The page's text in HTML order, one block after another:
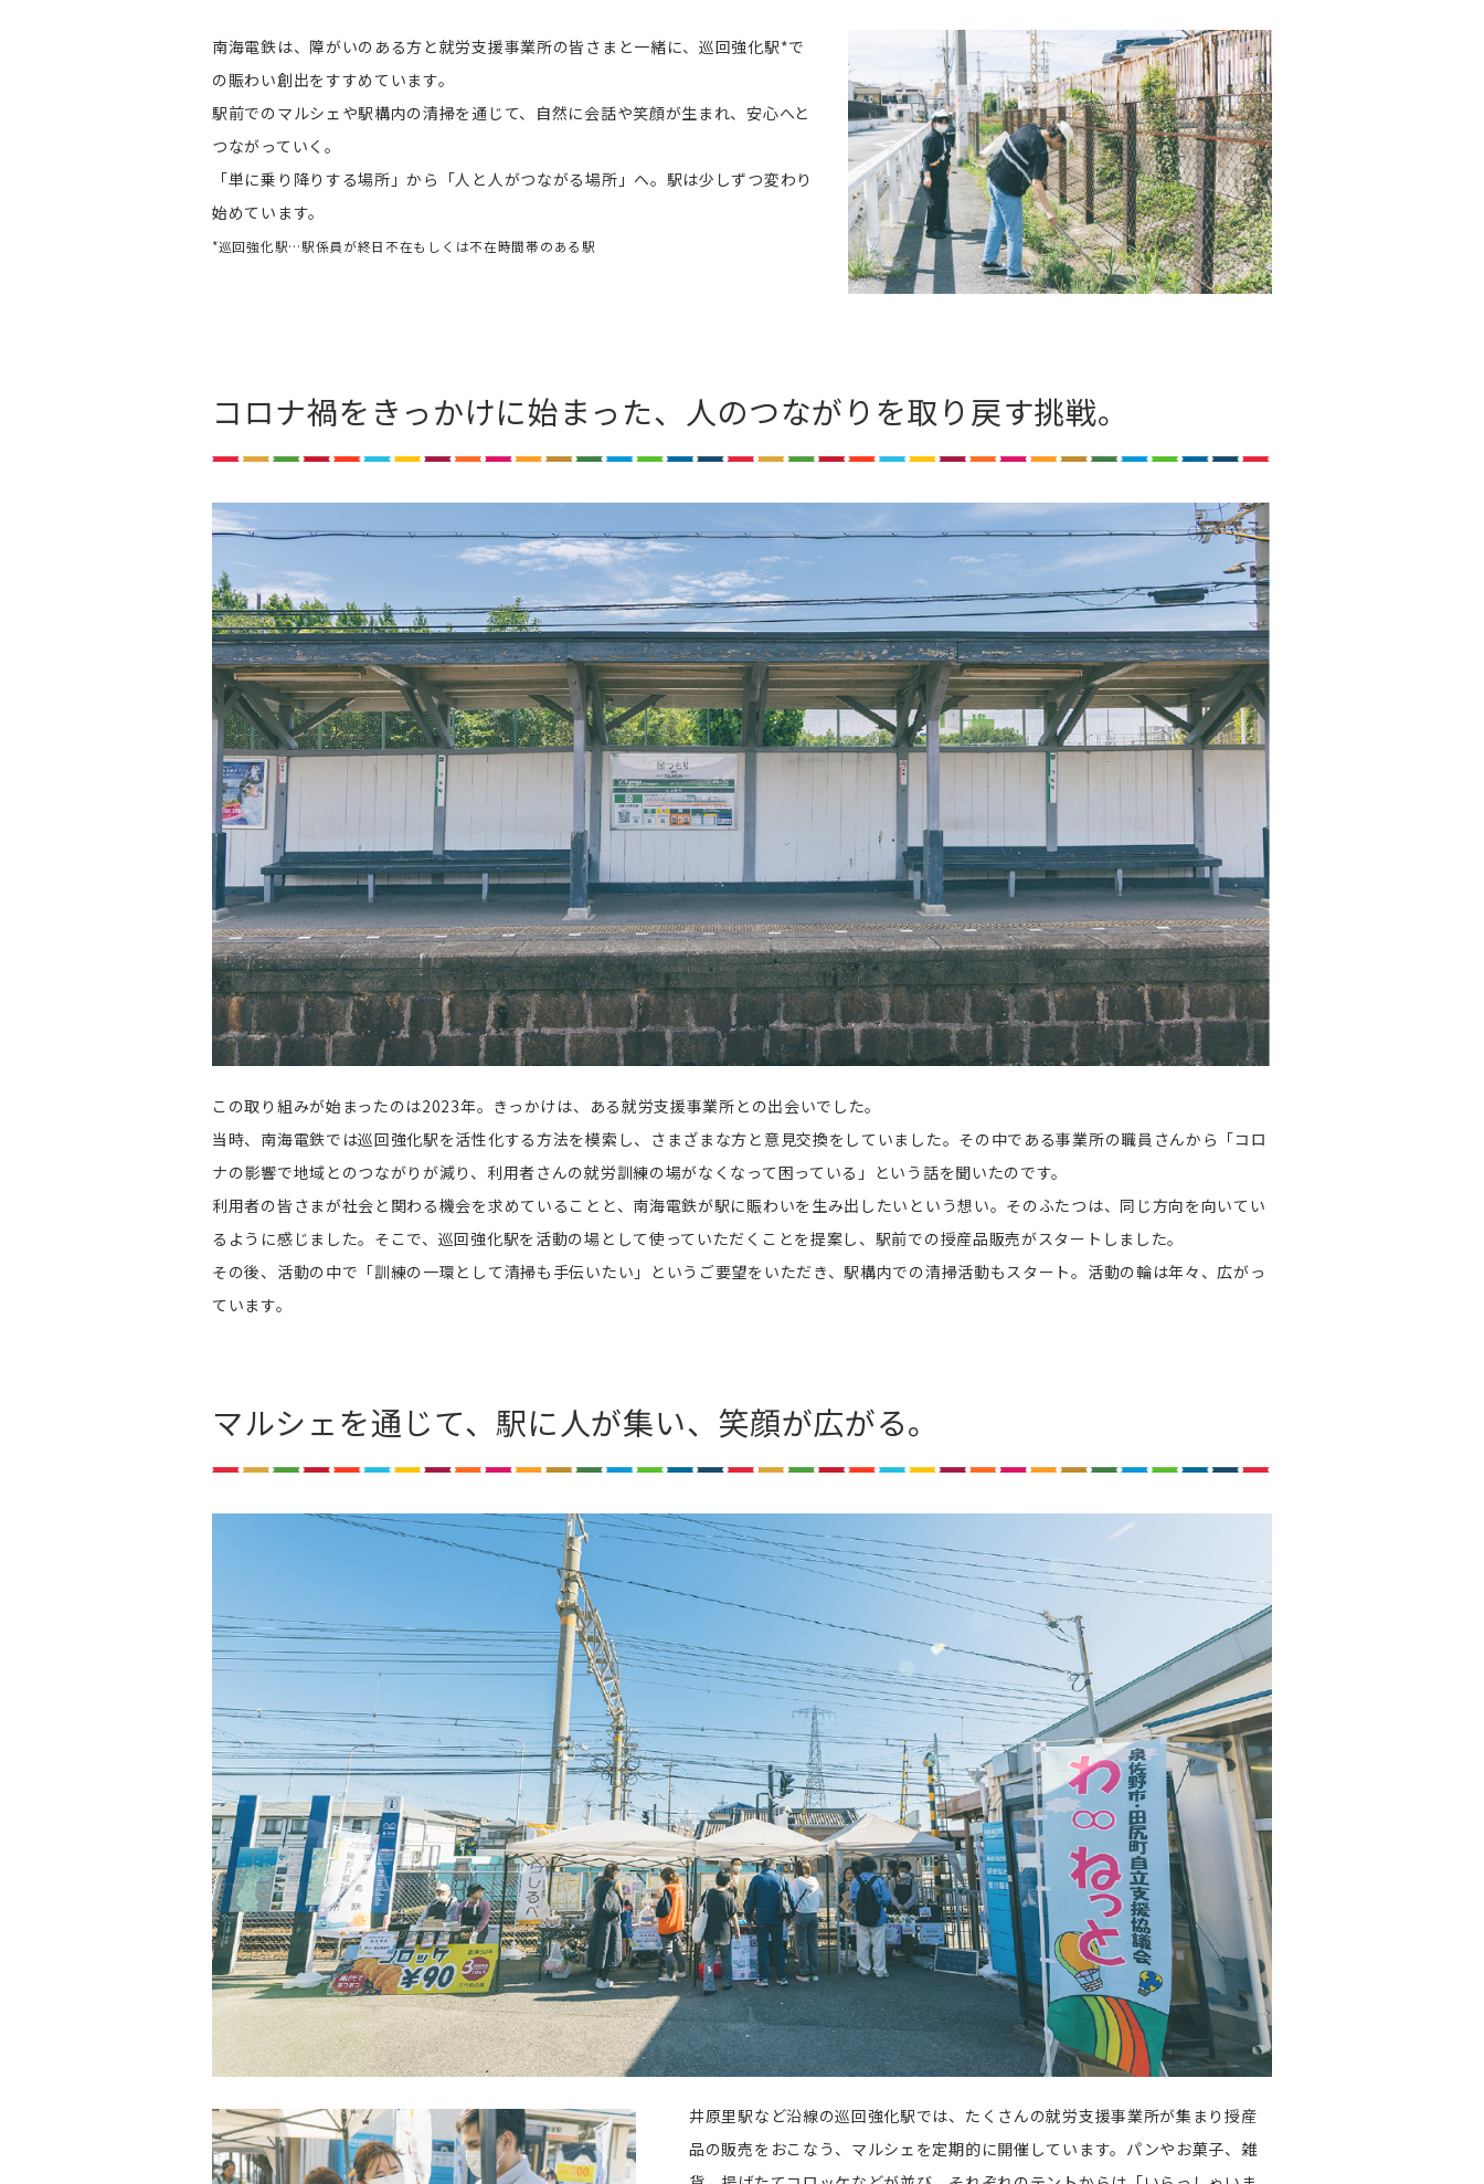
南海電鉄は、障がいのある方と就労支援事業所の皆さまと一緒に、巡回強化駅*で
の賑わい創出をすすめています。
駅前でのマルシェや駅構内の清掃を通じて、自然に会話や笑顔が生まれ、安心へと
つながっていく。
「単に乗り降りする場所」から「人と人がつながる場所」へ。駅は少しずつ変わり
始めています。
*巡回強化駅…駅係員が終日不在もしくは不在時間帯のある駅
コロナ禍をきっかけに始まった、 人のつながりを取り戻す挑戦。
この取り組みが始まったのは2023年。きっかけは、ある就労支援事業所との出会いでした。
当時、南海電鉄では巡回強化駅を活性化する方法を模索し、さまざまな方と意見交換をしていました。その中である事業所の職員さんから「コロ
ナの影響で地域とのつながりが減り、利用者さんの就労訓練の場がなくなって困っている」という話を聞いたのです。
利用者の皆さまが社会と関わる機会を求めていることと、南海電鉄が駅に賑わいを生み出したいという想い。そのふたつは、同じ方向を向いてい
るように感じました。そこで、巡回強化駅を活動の場として使っていただくことを提案し、駅前での授産品販売がスタートしました。
その後、活動の中で「訓練の一環として清掃も手伝いたい」というご要望をいただき、駅構内での清掃活動もスタート。活動の輪は年々、広がっ
ています。
マルシェを通じて、駅に人が集い、笑顔が広がる。
井原里駅など沿線の巡回強化駅では、たくさんの就労支援事業所が集まり授産
品の販売をおこなう、マルシェを定期的に開催しています。パンやお菓子、雑